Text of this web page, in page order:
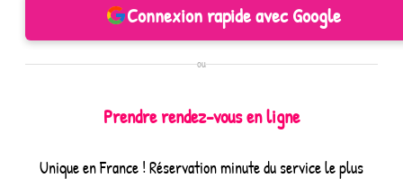
Connexion rapide avec Google
ou
Prendre rendez-vous en ligne
Unique en France ! Réservation minute du service le plus